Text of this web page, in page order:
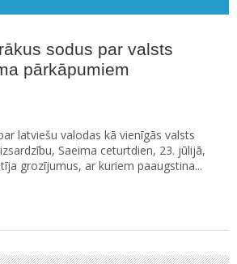
sodus par valsts
pārkāpumiem
latviešu valodas kā vienīgās valsts
Saeima ceturtdien, 23. jūlijā,
grozījumus, ar kuriem paaugstina...